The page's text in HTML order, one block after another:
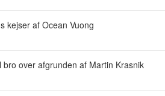
kejser af Ocean Vuong
bro over afgrunden af Martin Krasnik